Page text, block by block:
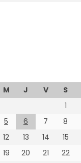
M J V S
1
5 6 7 8
12 13 14 15
19 20 21 22